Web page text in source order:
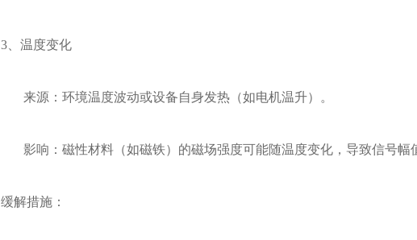
3、温度变化
来源：环境温度波动或设备自身发热（如电机温升）。
影响：磁性材料（如磁铁）的磁场强度可能随温度变化，导致信号幅
缓解措施：